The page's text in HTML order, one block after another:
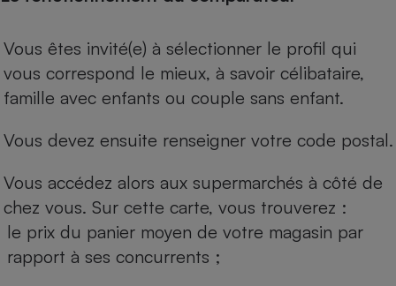
Vous êtes invité(e) à sélectionner le profil qui
vous correspond le mieux, à savoir célibataire,
famille avec enfants ou couple sans enfant.
Vous devez ensuite renseigner votre code postal.
Vous accédez alors aux supermarchés à côté de
chez vous. Sur cette carte, vous trouverez :
le prix du panier moyen de votre magasin par
rapport à ses concurrents ;